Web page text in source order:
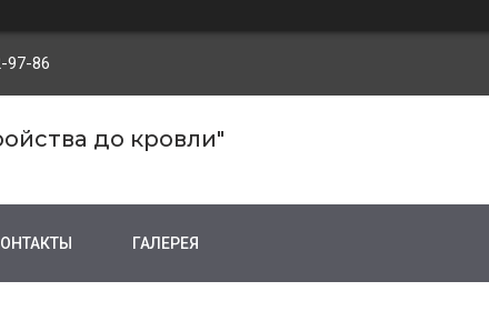
97-86
до кровли"
ГАЛЕРЕЯ